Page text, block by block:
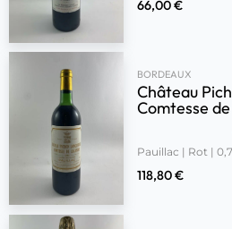
66,00€
BORDEAUX
Château
Comtesse
Pauillac | Rot |
118,80€